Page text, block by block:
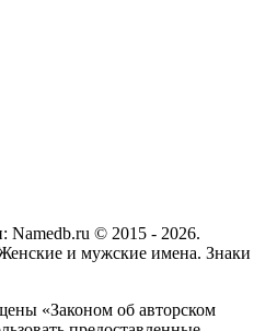
© 2015 - 2026.
и мужские имена. Знаки
«Законом об авторском